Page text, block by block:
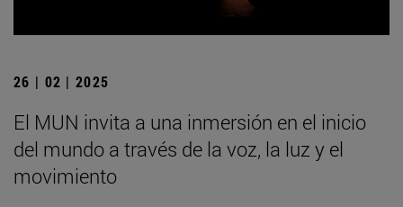
26 | 02 | 2025
El MUN invita a una inmersión en el inicio
del mundo a través de la voz, la luz y el
movimiento